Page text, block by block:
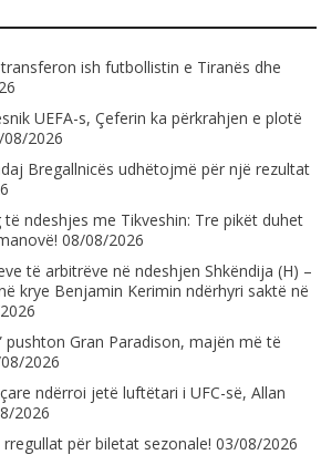
ish futbollistin e Tiranës dhe
UEFA-s, Çeferin ka përkrahjen e plotë
08/2026
Bregallnicës udhëtojmë për një rezultat
ndeshjes me Tikveshin: Tre pikët duhet
08/08/2026
të arbitrëve në ndeshjen Shkëndija (H) –
krye Benjamin Kerimin ndërhyri saktë në
pushton Gran Paradison, majën më të
2026
ndërroi jetë luftëtari i UFC-së, Allan
2026
për biletat sezonale! 03/08/2026